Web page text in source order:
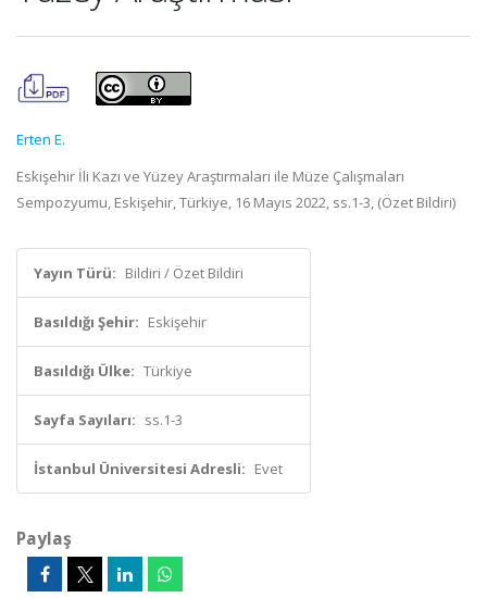
Erten E.
Eskişehir İli Kazı ve Yüzey Araştırmaları ile Müze Çalışmaları
Sempozyumu, Eskişehir, Türkiye, 16 Mayıs 2022, ss.1-3, (Özet Bildiri)
Yayın Türü: Bildiri / Özet Bildiri
Basıldığı Şehir: Eskişehir
Basıldığı Ülke: Türkiye
Sayfa Sayıları: ss.1-3
İstanbul Üniversitesi Adresli: Evet
Paylaş